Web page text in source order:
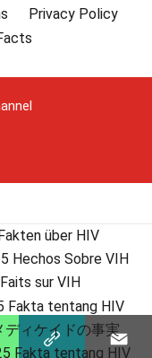
Privacy Policy
über HIV
Sobre VIH
sur VIH
tentang HIV
ィケイドの事実
Fakta tentang HIV